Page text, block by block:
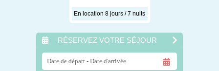
En location 8 jours / 7 nuits
RÉSERVEZ VOTRE SÉJOUR